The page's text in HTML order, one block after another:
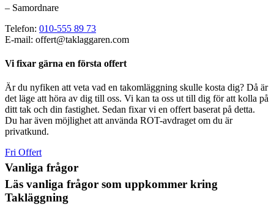
– Samordnare
Telefon: 010-555 89 73
E-mail: offert@taklaggaren.com
Vi fixar gärna en första offert
Är du nyfiken att veta vad en takomläggning skulle kosta dig? Då är
det läge att höra av dig till oss. Vi kan ta oss ut till dig för att kolla på
ditt tak och din fastighet. Sedan fixar vi en offert baserat på detta.
Du har även möjlighet att använda ROT-avdraget om du är
privatkund.
Fri Offert
Vanliga frågor
Läs vanliga frågor som uppkommer kring
Takläggning